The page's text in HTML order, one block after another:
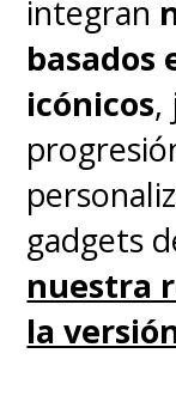
integran
basados
icónicos,
gadgets
nuestra
la